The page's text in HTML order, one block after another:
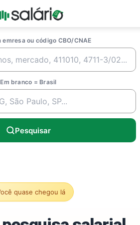
ou código CBO/CNAE
Em branco = Brasil
Pesquisar
quase chegou lá